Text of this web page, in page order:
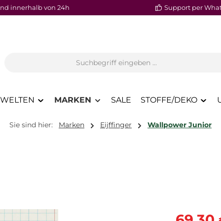
innerhalb von 24h Support per
MARKEN SALE STOFFE/DEKO
Sie sind hier: Marken Eijffinger Wallpower Junior